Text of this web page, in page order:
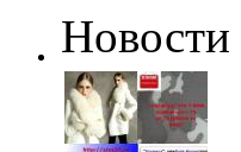
Новости